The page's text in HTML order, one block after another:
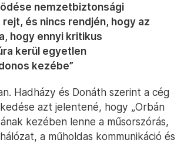
nemzetbiztonsági
és nincs rendjén, hogy az
hogy ennyi kritikus
kerül egyetlen
kezébe”
Hadházy és Donáth szerint a cég
azt jelentené, hogy „Orbán
kezében lenne a műsorszórás,
a műholdas kommunikáció és